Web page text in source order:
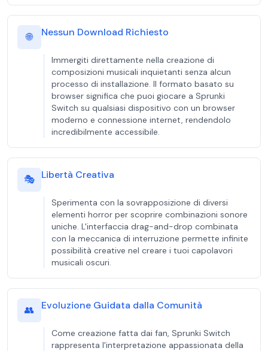
🌐 Nessun Download Richiesto
Immergiti direttamente nella creazione di
composizioni musicali inquietanti senza alcun
processo di installazione. Il formato basato su
browser significa che puoi giocare a Sprunki
Switch su qualsiasi dispositivo con un browser
moderno e connessione internet, rendendolo
incredibilmente accessibile.
🎭 Libertà Creativa
Sperimenta con la sovrapposizione di diversi
elementi horror per scoprire combinazioni sonore
uniche. L'interfaccia drag-and-drop combinata
con la meccanica di interruzione permette infinite
possibilità creative nel creare i tuoi capolavori
musicali oscuri.
👥 Evoluzione Guidata dalla Comunità
Come creazione fatta dai fan, Sprunki Switch
rappresenta l'interpretazione appassionata della